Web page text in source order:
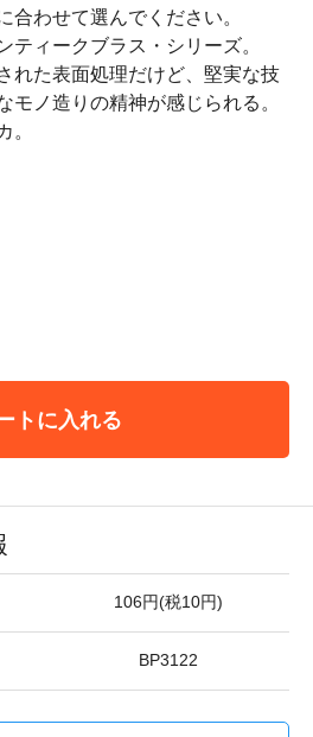
合わせて選んでください。
ティークブラス・シリーズ。
れた表面処理だけど、堅実な技
モノ造りの精神が感じられる。
。
トに入れる
106円(税10円)
BP3122